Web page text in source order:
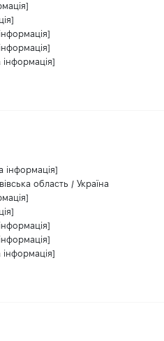
інформація]
інформація]
область / Україна
інформація]